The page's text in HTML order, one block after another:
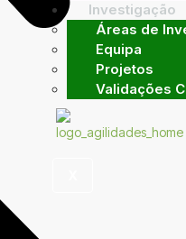
Investigação
Áreas de
Equipa
Projetos
Validações